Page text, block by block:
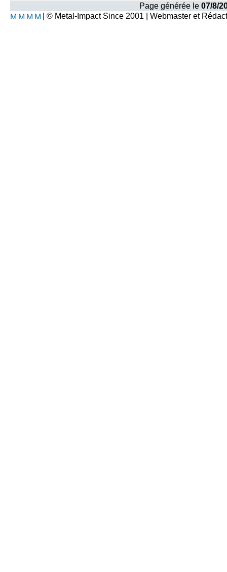
Page générée le 07/8/
| © Metal-Impact Since 2001 | Webmaster et